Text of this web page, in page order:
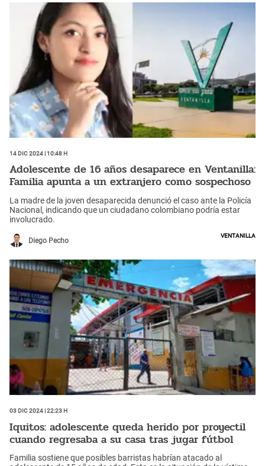
14 Dic 2024 | 10:48 h
Adolescente de 16 años desaparece en Ventanilla:
Familia apunta a un extranjero como sospechoso
La madre de la joven desaparecida denunció el caso ante la Policía
Nacional, indicando que un ciudadano colombiano podría estar
involucrado.
Diego Pecho
Ventanilla
03 Dic 2024 | 22:23 h
Iquitos: adolescente queda herido por proyectil
cuando regresaba a su casa tras jugar fútbol
Familia sostiene que posibles barristas habrían atacado al